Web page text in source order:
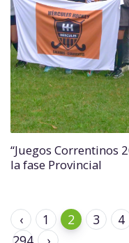
“Juegos Correntinos
la fase Provincial
‹ 1 2 3 4